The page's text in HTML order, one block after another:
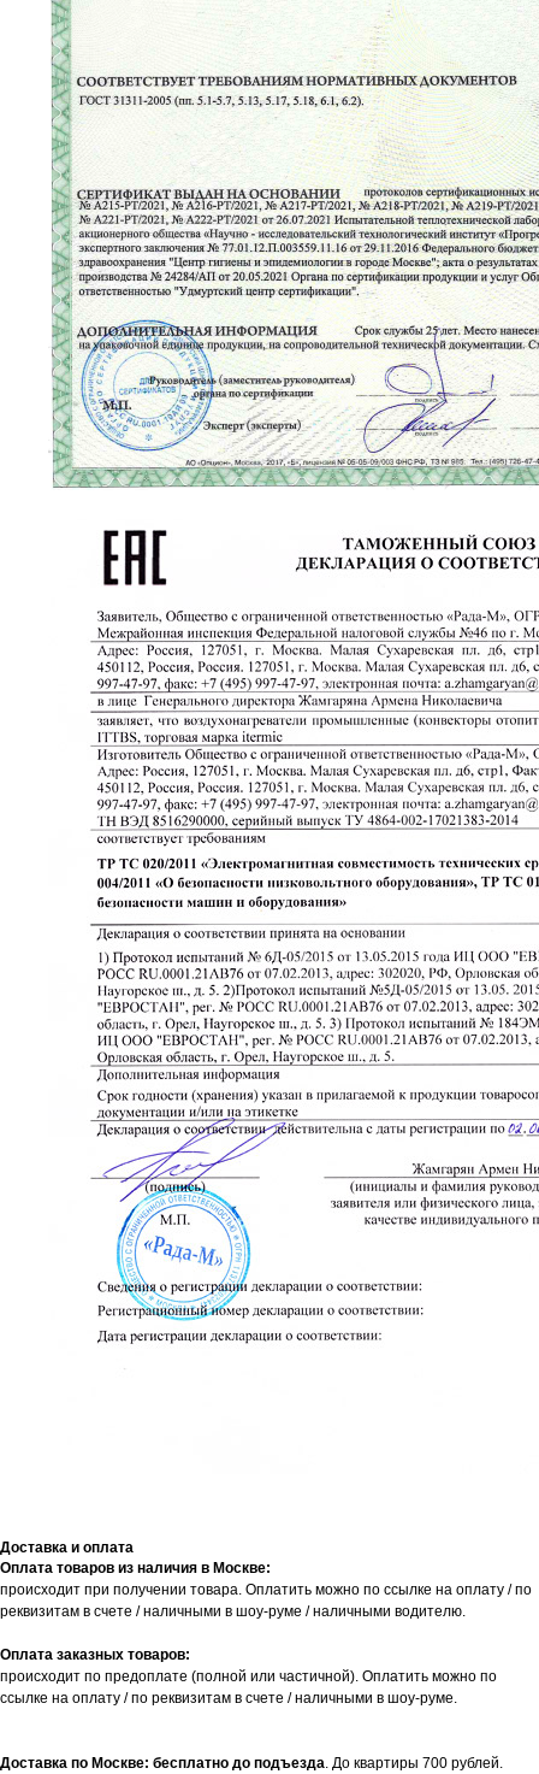
Доставка и оплата
Оплата товаров из наличия в Москве:
происходит при получении товара. Оплатить можно по ссылке на оплату / по
реквизитам в счете / наличными в шоу-руме / наличными водителю.
Оплата заказных товаров:
происходит по предоплате (полной или частичной). Оплатить можно по
ссылке на оплату / по реквизитам в счете / наличными в шоу-руме.
Доставка по Москве: бесплатно до подъезда. До квартиры 700 рублей.